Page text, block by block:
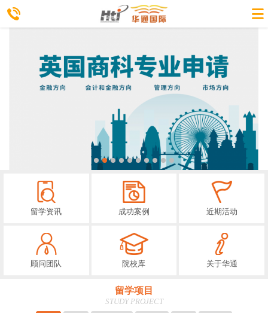
留学资讯 成功案例 近期活动
顾问团队 院校库 关于华通
留学项目
STUDY PROJECT